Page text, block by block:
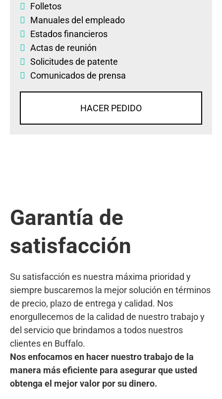
Folletos
Manuales del empleado
Estados financieros
Actas de reunión
Solicitudes de patente
Comunicados de prensa
HACER PEDIDO
Garantía de
satisfacción
Su satisfacción es nuestra máxima prioridad y
siempre buscaremos la mejor solución en términos
de precio, plazo de entrega y calidad. Nos
enorgullecemos de la calidad de nuestro trabajo y
del servicio que brindamos a todos nuestros
clientes en Buffalo.
Nos enfocamos en hacer nuestro trabajo de la
manera más eficiente para asegurar que usted
obtenga el mejor valor por su dinero.